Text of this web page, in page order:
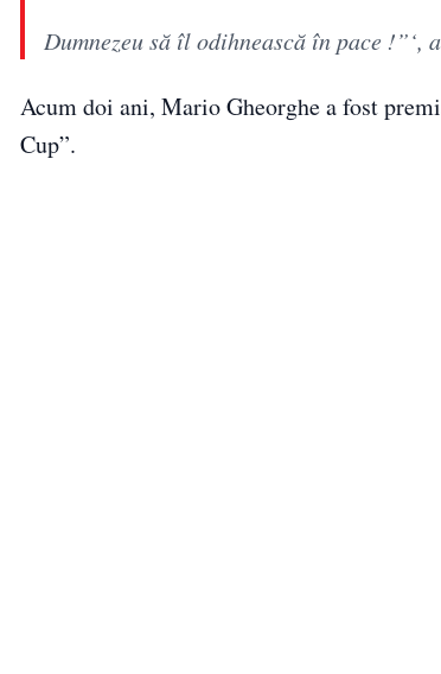
Dumnezeu să îl odihnească în pace !”‘,
Acum doi ani, Mario Gheorghe a fost
Cup”.